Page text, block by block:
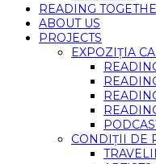
READING
ABOUT US
PROJECTS
EXPOZIȚIA
CONDIȚII DE